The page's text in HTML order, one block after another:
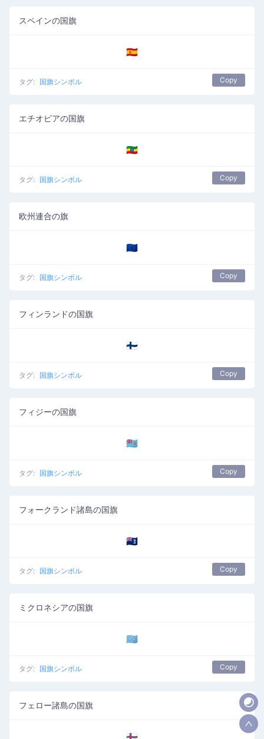
スペインの国旗
🇪🇸
タグ: 国旗シンボル Copy
エチオピアの国旗
🇪🇹
タグ: 国旗シンボル Copy
欧州連合の旗
🇪🇺
タグ: 国旗シンボル Copy
フィンランドの国旗
🇫🇮
タグ: 国旗シンボル Copy
フィジーの国旗
🇫🇯
タグ: 国旗シンボル Copy
フォークランド諸島の国旗
🇫🇰
タグ: 国旗シンボル Copy
ミクロネシアの国旗
🇫🇲
タグ: 国旗シンボル Copy
フェロー諸島の国旗
🇫🇴